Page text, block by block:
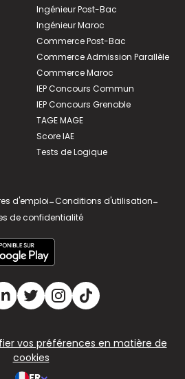
Ingénieur Post-Bac
Ingénieur Maroc
Commerce Post-Bac
Commerce Admission Parallèle
Commerce Maroc
IEP Concours Commun
IEP Concours Grenoble
TAGE MAGE
Score IAE
Tests de Logique
d'emploi-Conditions d'utilisation-
de confidentialité
vos préférences en matière de
cookies